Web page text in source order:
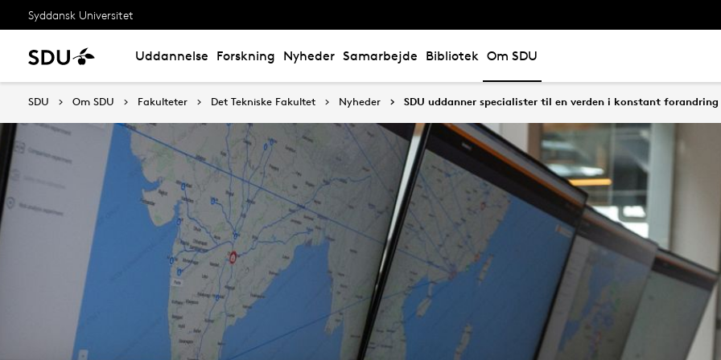
Syddansk Universitet
Uddannelse Forskning Nyheder Samarbejde Bibliotek Om SDU
SDU Om SDU Fakulteter Det Tekniske Fakultet Nyheder SDU uddanner specialister til en verden i konstant forandring